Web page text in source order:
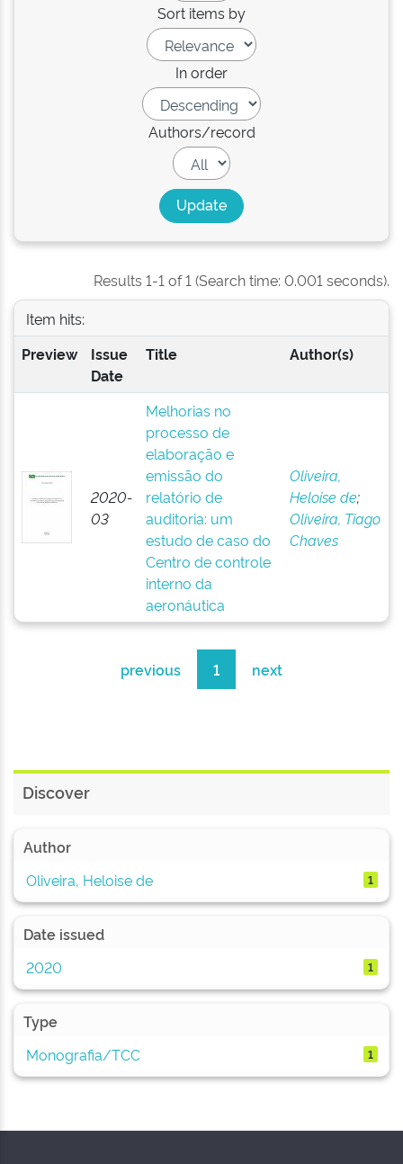
Sort items by
In order
Authors/record
Results 1-1 of 1 (Search time: 0.001 seconds).
Item hits:
Preview
Issue
Date
Title Author(s)
2020-
03
Melhorias no
processo de
elaboração e
emissão do
relatório de
auditoria: um
estudo de caso do
Centro de controle
interno da
aeronáutica
Oliveira,
Heloise de;
Oliveira, Tiago
Chaves
previous 1 next
Discover
Author
Oliveira, Heloise de
1
Date issued
2020
1
Type
Monografia/TCC
1